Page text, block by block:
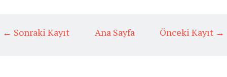
← Sonraki Kayıt Önceki Kayıt →
Ana Sayfa